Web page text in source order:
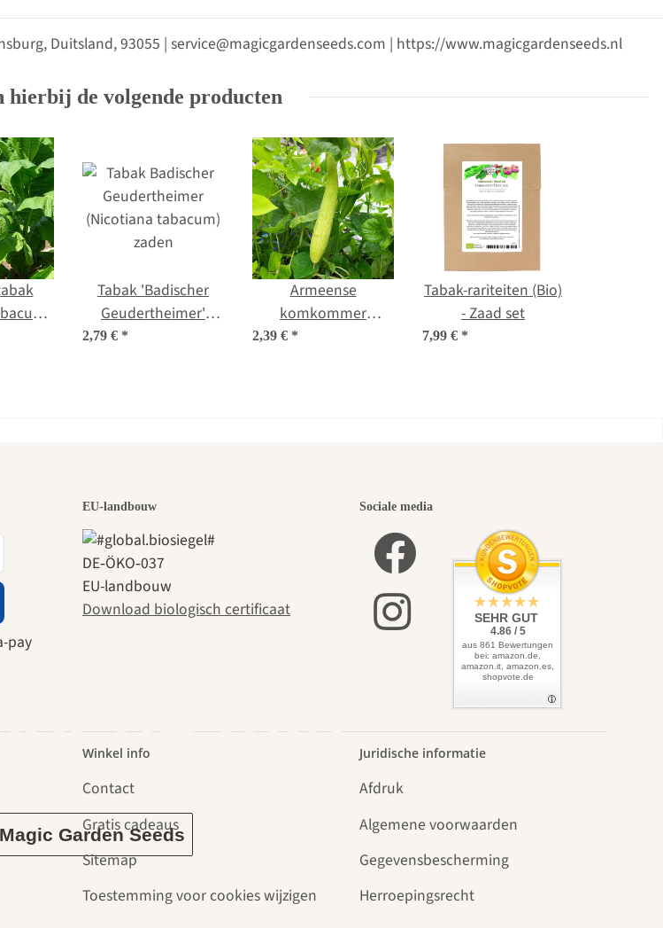
Duitsland, 93055 | service@magicgardenseeds.com | https://www.magicgardenseeds.nl
hierbij de volgende producten
Tabak 'Badischer
Geudertheimer'
(Nicotiana tabacum)
2,79 € *
Armeense
komkommer
(Cucumis melo var.
2,39 € *
Tabak-rariteiten (Bio)
- Zaad set
7,99 € *
de mooiste
onszelf
de tuin.
Garden Seeds
EU-landbouw
DE‑ÖKO‑037
EU-landbouw
Download biologisch certificaat
Sociale media
SEHR GUT
4.86 / 5
aus 861 Bewertungen
bei: amazon.de,
amazon.it, amazon.es,
shopvote.de
Winkel info
Contact
Gratis cadeaus
Sitemap
Toestemming voor cookies wijzigen
Juridische informatie
Afdruk
Algemene voorwaarden
Gegevensbescherming
Herroepingsrecht